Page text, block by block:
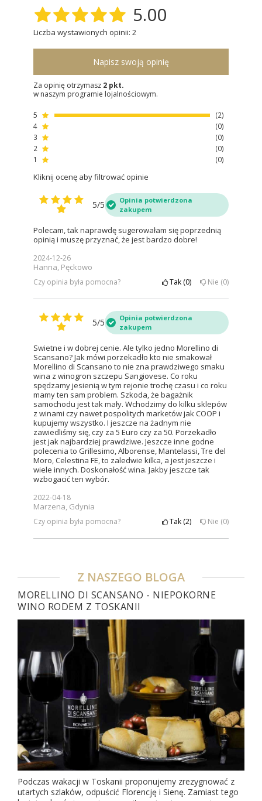
5.00
Liczba wystawionych opinii: 2
Napisz swoją opinię
Za opinię otrzymasz 2 pkt.
w naszym programie lojalnościowym.
5
2
4
0
3
0
2
0
1
0
Kliknij ocenę aby filtrować opinie
5/5
Opinia potwierdzona
zakupem
Polecam, tak naprawdę sugerowałam się poprzednią
opinią i muszę przyznać, że jest bardzo dobre!
2024-12-26
Hanna, Pęckowo
Czy opinia była pomocna? Tak 0 Nie 0
5/5
Opinia potwierdzona
zakupem
Swietne i w dobrej cenie. Ale tylko jedno Morellino di
Scansano? Jak mówi porzekadło kto nie smakował
Morellino di Scansano to nie zna prawdziwego smaku
wina z winogron szczepu Sangiovese. Co roku
spędzamy jesienią w tym rejonie trochę czasu i co roku
mamy ten sam problem. Szkoda, że bagażnik
samochodu jest tak mały. Wchodzimy do kilku sklepów
z winami czy nawet pospolitych marketów jak COOP i
kupujemy wszystko. I jeszcze na żadnym nie
zawiedliśmy się, czy za 5 Euro czy za 50. Porzekadło
jest jak najbardziej prawdziwe. Jeszcze inne godne
polecenia to Grillesimo, Alborense, Mantelassi, Tre del
Moro, Celestina FE, to zaledwie kilka, a jest jeszcze i
wiele innych. Doskonałość wina. Jakby jeszcze tak
wzbogacić ten wybór.
2022-04-18
Marzena, Gdynia
Czy opinia była pomocna? Tak 2 Nie 0
Z NASZEGO BLOGA
MORELLINO DI SCANSANO - NIEPOKORNE
WINO RODEM Z TOSKANII
Podczas wakacji w Toskanii proponujemy zrezygnować z
utartych szlaków, odpuścić Florencję i Sienę. Zamiast tego